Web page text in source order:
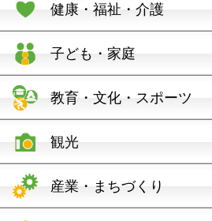
健康・福祉・介護
子ども・家庭
教育・文化・スポーツ
観光
産業・まちづくり